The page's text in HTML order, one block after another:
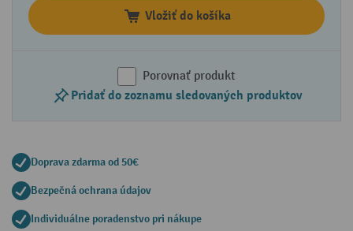
Vložiť do košíka
Porovnať produkt
Pridať do zoznamu sledovaných produktov
Doprava zdarma od 50€
Bezpečná ochrana údajov
Individuálne poradenstvo pri nákupe